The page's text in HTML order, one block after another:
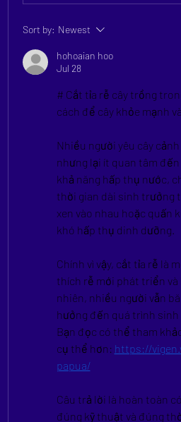
Sort by: Newest
hohoaian hoo
Jul 28
# Cắt tỉa rễ cây trồng
cách để cây khỏe mạnh
Nhiều người yêu cây
nhưng lại ít quan tâm
khả năng hấp thụ nước,
thời gian dài sinh trưởng
xen vào nhau hoặc quấn
khó hấp thụ dinh dưỡng.
Chính vì vậy, cắt tỉa rễ là
thích rễ mới phát triển
nhiên, nhiều người vẫn
hưởng đến quá trình
Bạn đọc có thể tham
cụ thể hơn: https://
papua/
Câu trả lời là hoàn toàn
đúng kỹ thuật và đúng